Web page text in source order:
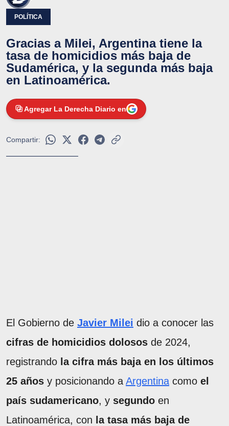
POLÍTICA
Gracias a Milei, Argentina tiene la
tasa de homicidios más baja de
Sudamérica, y la segunda más baja
en Latinoamérica.
Agregar La Derecha Diario en
Compartir:
El Gobierno de Javier Milei dio a conocer las
cifras de homicidios dolosos de 2024,
registrando la cifra más baja en los últimos
25 años y posicionando a Argentina como el
país sudamericano, y segundo en
Latinoamérica, con la tasa más baja de